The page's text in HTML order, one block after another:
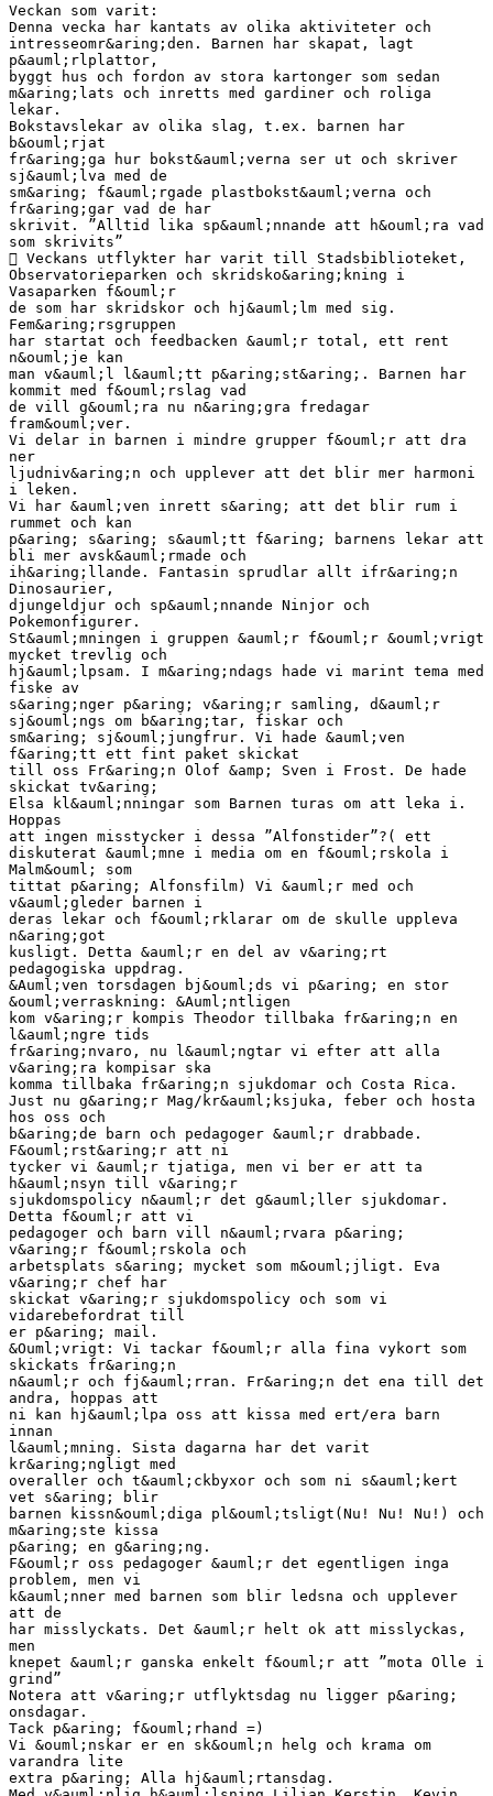
Veckan som varit:
Denna vecka har kantats av olika aktiviteter och
intresseomr&aring;den. Barnen har skapat, lagt
p&auml;rlplattor,
byggt hus och fordon av stora kartonger som sedan
m&aring;lats och inretts med gardiner och roliga
lekar.
Bokstavslekar av olika slag, t.ex. barnen har
b&ouml;rjat
fr&aring;ga hur bokst&auml;verna ser ut och skriver
sj&auml;lva med de
sm&aring; f&auml;rgade plastbokst&auml;verna och
fr&aring;gar vad de har
skrivit. ”Alltid lika sp&auml;nnande att h&ouml;ra vad
som skrivits”
 Veckans utflykter har varit till Stadsbiblioteket,
Observatorieparken och skridsko&aring;kning i
Vasaparken f&ouml;r
de som har skridskor och hj&auml;lm med sig.
Fem&aring;rsgruppen
har startat och feedbacken &auml;r total, ett rent
n&ouml;je kan
man v&auml;l l&auml;tt p&aring;st&aring;. Barnen har
kommit med f&ouml;rslag vad
de vill g&ouml;ra nu n&aring;gra fredagar
fram&ouml;ver.
Vi delar in barnen i mindre grupper f&ouml;r att dra
ner
ljudniv&aring;n och upplever att det blir mer harmoni
i leken.
Vi har &auml;ven inrett s&aring; att det blir rum i
rummet och kan
p&aring; s&aring; s&auml;tt f&aring; barnens lekar att
bli mer avsk&auml;rmade och
ih&aring;llande. Fantasin sprudlar allt ifr&aring;n
Dinosaurier,
djungeldjur och sp&auml;nnande Ninjor och
Pokemonfigurer.
St&auml;mningen i gruppen &auml;r f&ouml;r &ouml;vrigt
mycket trevlig och
hj&auml;lpsam. I m&aring;ndags hade vi marint tema med
fiske av
s&aring;nger p&aring; v&aring;r samling, d&auml;r
sj&ouml;ngs om b&aring;tar, fiskar och
sm&aring; sj&ouml;jungfrur. Vi hade &auml;ven
f&aring;tt ett fint paket skickat
till oss Fr&aring;n Olof &amp; Sven i Frost. De hade
skickat tv&aring;
Elsa kl&auml;nningar som Barnen turas om att leka i.
Hoppas
att ingen misstycker i dessa ”Alfonstider”?( ett
diskuterat &auml;mne i media om en f&ouml;rskola i
Malm&ouml; som
tittat p&aring; Alfonsfilm) Vi &auml;r med och
v&auml;gleder barnen i
deras lekar och f&ouml;rklarar om de skulle uppleva
n&aring;got
kusligt. Detta &auml;r en del av v&aring;rt
pedagogiska uppdrag.
&Auml;ven torsdagen bj&ouml;ds vi p&aring; en stor
&ouml;verraskning: &Auml;ntligen
kom v&aring;r kompis Theodor tillbaka fr&aring;n en
l&auml;ngre tids
fr&aring;nvaro, nu l&auml;ngtar vi efter att alla
v&aring;ra kompisar ska
komma tillbaka fr&aring;n sjukdomar och Costa Rica.
Just nu g&aring;r Mag/kr&auml;ksjuka, feber och hosta
hos oss och
b&aring;de barn och pedagoger &auml;r drabbade.
F&ouml;rst&aring;r att ni
tycker vi &auml;r tjatiga, men vi ber er att ta
h&auml;nsyn till v&aring;r
sjukdomspolicy n&auml;r det g&auml;ller sjukdomar.
Detta f&ouml;r att vi
pedagoger och barn vill n&auml;rvara p&aring;
v&aring;r f&ouml;rskola och
arbetsplats s&aring; mycket som m&ouml;jligt. Eva
v&aring;r chef har
skickat v&aring;r sjukdomspolicy och som vi
vidarebefordrat till
er p&aring; mail.
&Ouml;vrigt: Vi tackar f&ouml;r alla fina vykort som
skickats fr&aring;n
n&auml;r och fj&auml;rran. Fr&aring;n det ena till det
andra, hoppas att
ni kan hj&auml;lpa oss att kissa med ert/era barn
innan
l&auml;mning. Sista dagarna har det varit
kr&aring;ngligt med
overaller och t&auml;ckbyxor och som ni s&auml;kert
vet s&aring; blir
barnen kissn&ouml;diga pl&ouml;tsligt(Nu! Nu! Nu!) och
m&aring;ste kissa
p&aring; en g&aring;ng.
F&ouml;r oss pedagoger &auml;r det egentligen inga
problem, men vi
k&auml;nner med barnen som blir ledsna och upplever
att de
har misslyckats. Det &auml;r helt ok att misslyckas,
men
knepet &auml;r ganska enkelt f&ouml;r att ”mota Olle i
grind”
Notera att v&aring;r utflyktsdag nu ligger p&aring;
onsdagar.
Tack p&aring; f&ouml;rhand =)
Vi &ouml;nskar er en sk&ouml;n helg och krama om
varandra lite
extra p&aring; Alla hj&auml;rtansdag.